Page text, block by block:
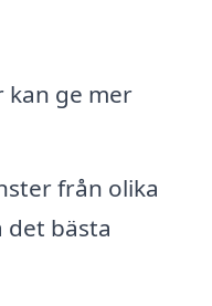
kan ge mer
från olika
bästa